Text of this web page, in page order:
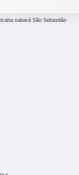
sabará São Sebastião